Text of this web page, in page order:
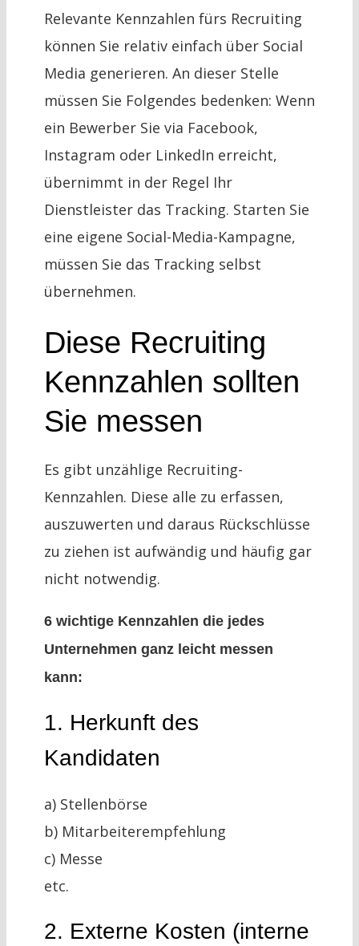
Relevante Kennzahlen fürs Recruiting
können Sie relativ einfach über Social
Media generieren. An dieser Stelle
müssen Sie Folgendes bedenken: Wenn
ein Bewerber Sie via Facebook,
Instagram oder LinkedIn erreicht,
übernimmt in der Regel Ihr
Dienstleister das Tracking. Starten Sie
eine eigene Social-Media-Kampagne,
müssen Sie das Tracking selbst
übernehmen.
Diese Recruiting
Kennzahlen sollten
Sie messen
Es gibt unzählige Recruiting-
Kennzahlen. Diese alle zu erfassen,
auszuwerten und daraus Rückschlüsse
zu ziehen ist aufwändig und häufig gar
nicht notwendig.
6 wichtige Kennzahlen die jedes
Unternehmen ganz leicht messen
kann:
1. Herkunft des
Kandidaten
a) Stellenbörse
b) Mitarbeiterempfehlung
c) Messe
etc.
2. Externe Kosten (interne